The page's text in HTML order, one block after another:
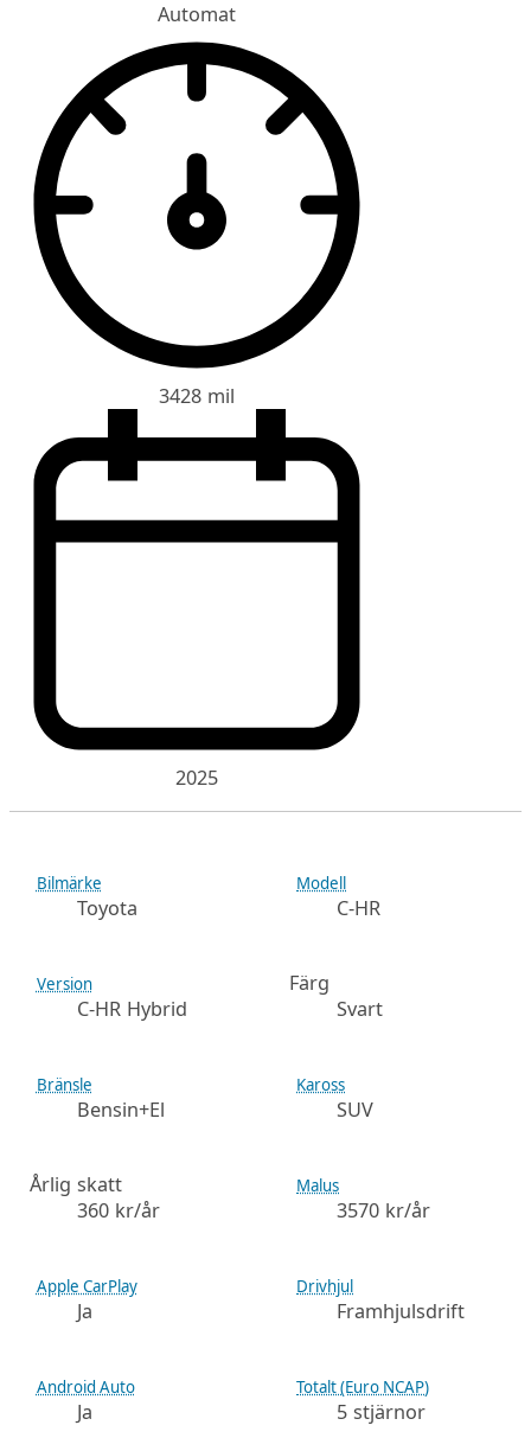
Automat
3428 mil
2025
Bilmärke
Toyota
Modell
C-HR
Version
C-HR Hybrid
Färg
Svart
Bränsle
Bensin+El
Kaross
SUV
Årlig skatt
360 kr/år
Malus
3570 kr/år
Apple CarPlay
Ja
Drivhjul
Framhjulsdrift
Android Auto
Ja
Totalt (Euro NCAP)
5 stjärnor